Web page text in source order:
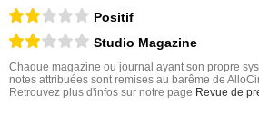
Positif
Studio Magazine
Chaque magazine ou journal ayant son propre
notes attribuées sont remises au barême de
Retrouvez plus d'infos sur notre page Revue de